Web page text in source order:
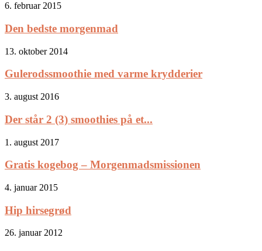
6. februar 2015
Den bedste morgenmad
13. oktober 2014
Gulerodssmoothie med varme krydderier
3. august 2016
Der står 2 (3) smoothies på et...
1. august 2017
Gratis kogebog – Morgenmadsmissionen
4. januar 2015
Hip hirsegrød
26. januar 2012